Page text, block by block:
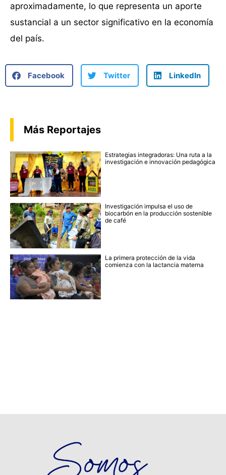
aproximadamente, lo que representa un aporte
sustancial a un sector significativo en la economía
del país.
Facebook Twitter LinkedIn
Más Reportajes
Estrategias integradoras: Una ruta a la
investigación e innovación pedagógica
Investigación impulsa el uso de
biocarbón en la producción sostenible
de café
La primera protección de la vida
comienza con la lactancia materna